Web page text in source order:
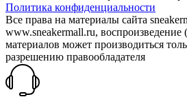
Политика конфиденциальности
Все права на материалы сайта
www.sneakermall.ru,
материалов может производиться
разрешению правообладателя